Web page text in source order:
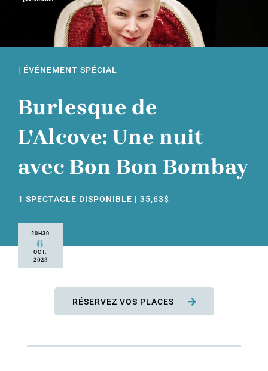
| ÉVÉNEMENT SPÉCIAL
Burlesque de
L'Alcove: Une nuit
avec Bon Bon Bombay
1 SPECTACLE DISPONIBLE | 35,63$
20H30
6
OCT.
2023
RÉSERVEZ VOS PLACES